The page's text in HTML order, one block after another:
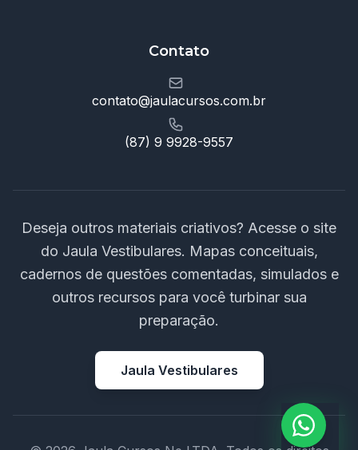
Contato
contato@jaulacursos.com.br
(87) 9 9928-9557
Deseja outros materiais criativos? Acesse o site
do Jaula Vestibulares. Mapas conceituais,
cadernos de questões comentadas, simulados e
outros recursos para você turbinar sua
preparação.
Jaula Vestibulares